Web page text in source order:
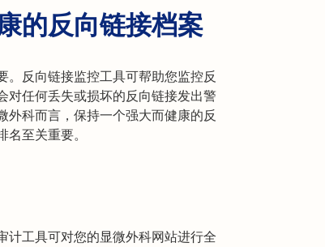
的反向链接档案
。反向链接监控工具可帮助您监控反
对任何丢失或损坏的反向链接发出警
外科而言，保持一个强大而健康的反
至关重要。
计工具可对您的显微外科网站进行全